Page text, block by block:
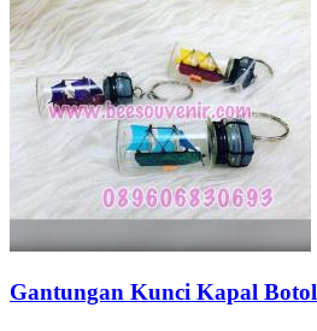
Gantungan Kunci Kapal Botol